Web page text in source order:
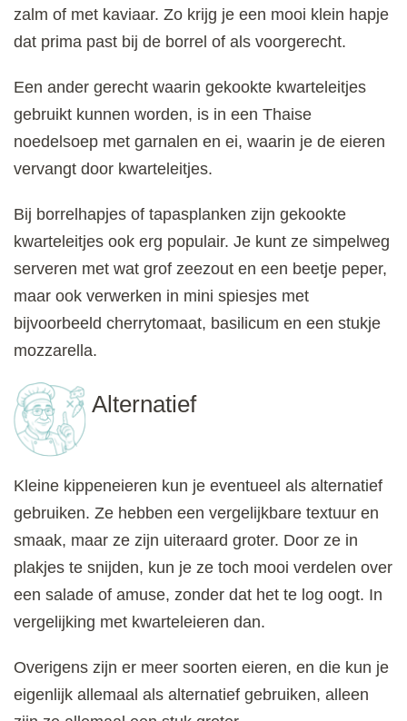
zalm of met kaviaar. Zo krijg je een mooi klein hapje
dat prima past bij de borrel of als voorgerecht.
Een ander gerecht waarin gekookte kwarteleitjes
gebruikt kunnen worden, is in een Thaise
noedelsoep met garnalen en ei, waarin je de eieren
vervangt door kwarteleitjes.
Bij borrelhapjes of tapasplanken zijn gekookte
kwarteleitjes ook erg populair. Je kunt ze simpelweg
serveren met wat grof zeezout en een beetje peper,
maar ook verwerken in mini spiesjes met
bijvoorbeeld cherrytomaat, basilicum en een stukje
mozzarella.
Alternatief
Kleine kippeneieren kun je eventueel als alternatief
gebruiken. Ze hebben een vergelijkbare textuur en
smaak, maar ze zijn uiteraard groter. Door ze in
plakjes te snijden, kun je ze toch mooi verdelen over
een salade of amuse, zonder dat het te log oogt. In
vergelijking met kwarteleieren dan.
Overigens zijn er meer soorten eieren, en die kun je
eigenlijk allemaal als alternatief gebruiken, alleen